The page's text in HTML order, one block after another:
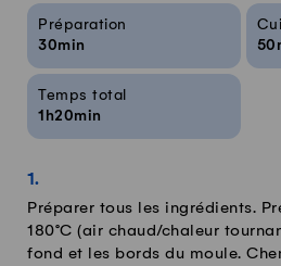
Infos sur la recette
Préparation
30min
Temps total
1h20min
Préparer tous les ingrédients.
180°C (air chaud/chaleur
fond et les bords du moule.